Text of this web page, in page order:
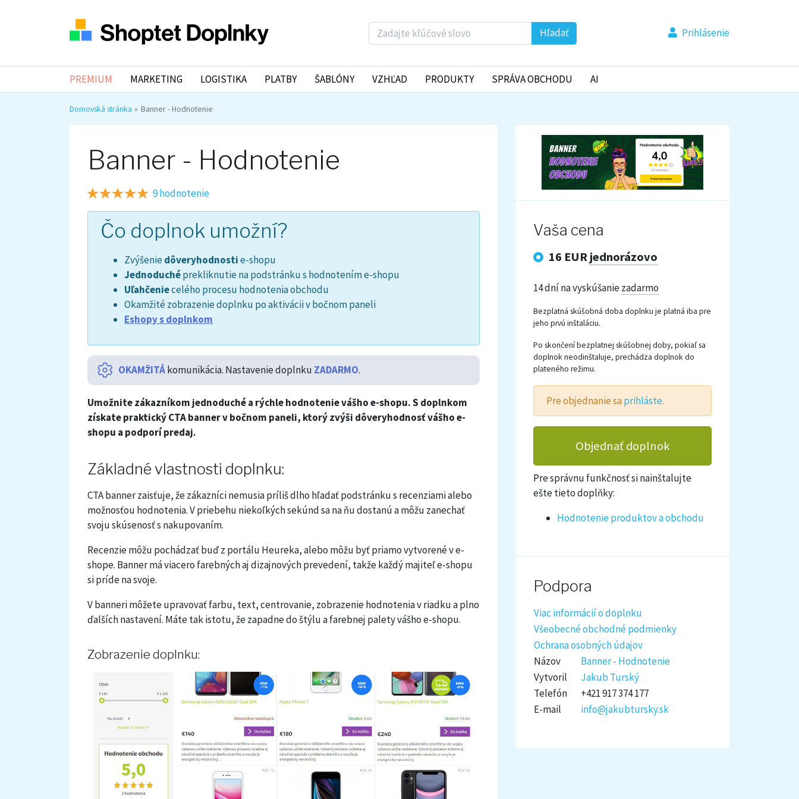
Hľadať Prihlásenie
PREMIUM MARKETING LOGISTIKA PLATBY ŠABLÓNY VZHĽAD PRODUKTY SPRÁVA OBCHODU AI
Domovská stránka Banner - Hodnotenie
Banner - Hodnotenie
9 hodnotenie
Čo doplnok umožní?
Zvýšeniedôveryhodnostie-shopu
Jednoduchéprekliknutie na podstránku s hodnotením e-shopu
Uľahčeniecelého procesu hodnotenia obchodu
Okamžité zobrazenie doplnku po aktivácii v bočnom paneli
Eshopy s doplnkom
OKAMŽITÁkomunikácia. Nastavenie doplnku ZADARMO.
Umožnite zákazníkom jednoduché a rýchle hodnotenie vášho e-shopu. S doplnkom
získate praktický CTA banner v bočnom paneli, ktorý zvýši dôveryhodnosť vášho e-
shopu a podporí predaj.
Základné vlastnosti doplnku:
CTA banner zaisťuje, že zákazníci nemusia príliš dlho hľadať podstránku s recenziami alebo
možnosťou hodnotenia. V priebehu niekoľkých sekúnd sa na ňu dostanú a môžu zanechať
svoju skúsenosť s nakupovaním.
Recenzie môžu pochádzať buď z portálu Heureka, alebo môžu byť priamo vytvorené v e-
shope. Banner má viacero farebných aj dizajnových prevedení, takže každý majiteľ e-shopu
si príde na svoje.
V banneri môžete upravovať farbu, text, centrovanie, zobrazenie hodnotenia v riadku a plno
ďalších nastavení. Máte tak istotu, že zapadne do štýlu a farebnej palety vášho e-shopu.
Zobrazenie doplnku:
Vaša cena
16 EURjednorázovo
14 dní na vyskúšaniezadarmo
Bezplatná skúšobná doba doplnku je platná iba pre
jeho prvú inštaláciu.
Po skončení bezplatnej skúšobnej doby, pokiaľ sa
doplnok neodinštaluje, prechádza doplnok do
plateného režimu.
Pre objednanie sa prihláste.
Objednať doplnok
Pre správnu funkčnosť si nainštalujte
ešte tieto doplňky:
Hodnotenie produktov a obchodu
Podpora
Viac informácií o doplnku
Všeobecné obchodné podmienky
Ochrana osobných údajov
Názov
Banner - Hodnotenie
Vytvoril
Jakub Turský
Telefón
+421 917 374 177
E-mail
info@jakubtursky.sk